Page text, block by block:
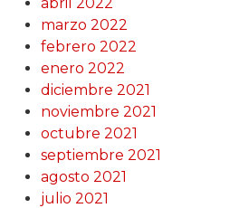
marzo 2022
febrero 2022
enero 2022
diciembre 2021
noviembre 2021
octubre 2021
septiembre 2021
agosto 2021
julio 2021